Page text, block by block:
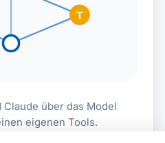
T
über das Model
eigenen Tools.